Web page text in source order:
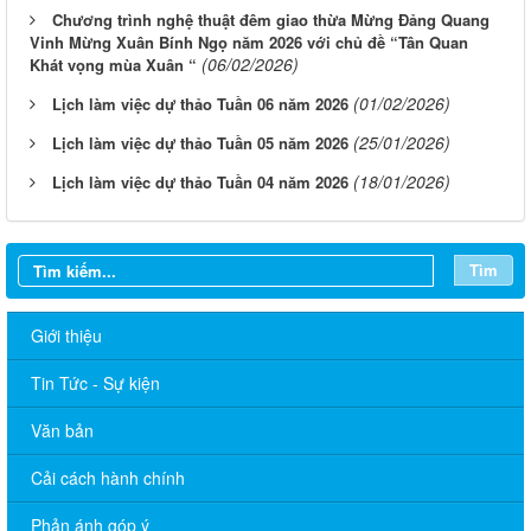
Chương trình nghệ thuật đêm giao thừa Mừng Đảng Quang
Vinh Mừng Xuân Bính Ngọ năm 2026 với chủ đề “Tân Quan
Khát vọng mùa Xuân “ (06/02/2026)
Lịch làm việc dự thảo Tuần 06 năm 2026 (01/02/2026)
Lịch làm việc dự thảo Tuần 05 năm 2026 (25/01/2026)
Lịch làm việc dự thảo Tuần 04 năm 2026 (18/01/2026)
Tìm
Giới thiệu
Tin Tức - Sự kiện
Văn bản
Cải cách hành chính
Phản ánh góp ý